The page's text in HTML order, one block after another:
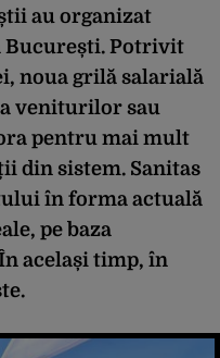
au organizat
București. Potrivit
noua grilă salarială
veniturilor sau
pentru mai mult
din sistem. Sanitas
în forma actuală
pe baza
același timp, în